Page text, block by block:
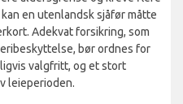
en utenlandsk sjåfør måtte
Adekvat forsikring, som
bør ordnes for
valgfritt, og et stort
leieperioden.